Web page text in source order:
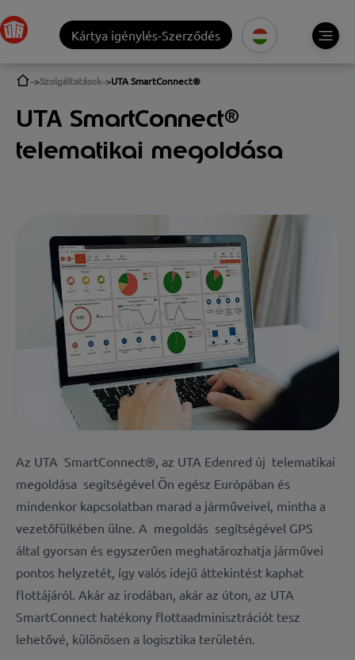
Kártya igénylés-Szerződés
Szolgáltatások UTA SmartConnect®
UTA SmartConnect®
telematikai megoldása
Az UTA SmartConnect®, az UTA Edenred új telematikai
megoldása segítségével Ön egész Európában és
mindenkor kapcsolatban marad a járműveivel, mintha a
vezetőfülkében ülne. A megoldás segítségével GPS
által gyorsan és egyszerűen meghatározhatja járművei
pontos helyzetét, így valós idejű áttekintést kaphat
flottájáról. Akár az irodában, akár az úton, az UTA
SmartConnect hatékony flottaadminisztrációt tesz
lehetővé, különösen a logisztika területén.